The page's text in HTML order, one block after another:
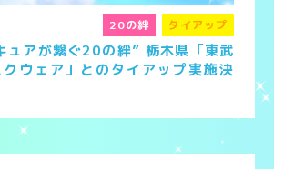
20の絆 タイアップ
ュアが繋ぐ20の絆” 栃木県「東武
ウェア」とのタイアップ実施決